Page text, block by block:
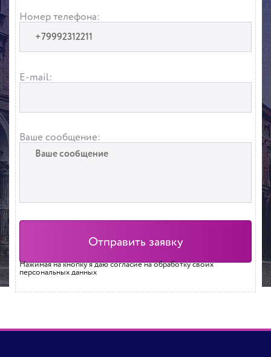
Номер телефона:
E-mail:
Ваше сообщение:
Нажимая на кнопку я даю согласие на обработку своих
персональных данных